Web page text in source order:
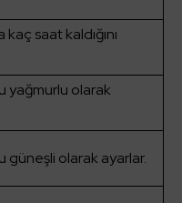
saat kaldığını
yağmurlu olarak
güneşli olarak ayarlar.